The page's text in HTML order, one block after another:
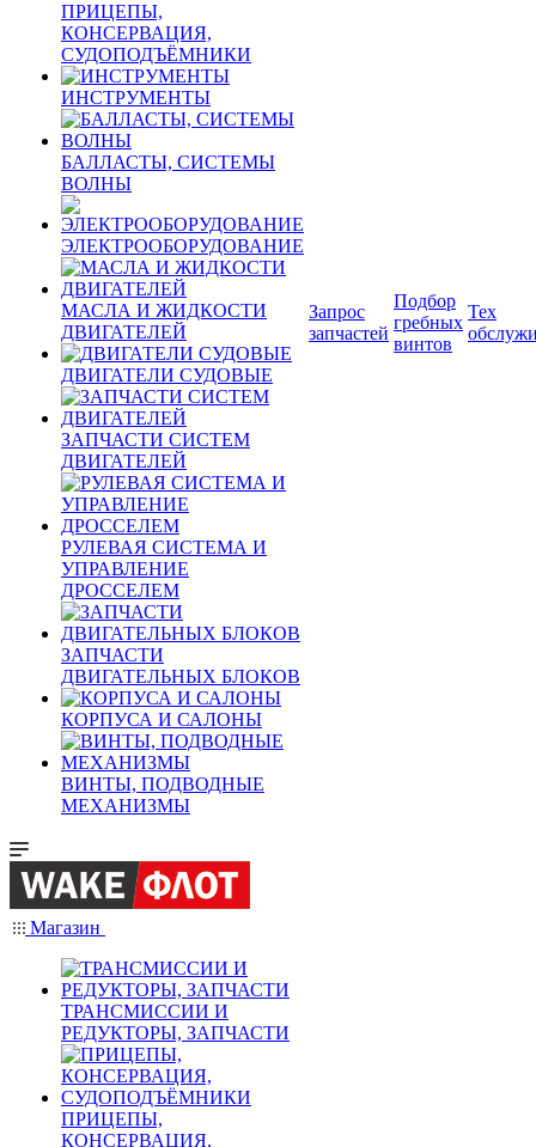
ПРИЦЕПЫ,
КОНСЕРВАЦИЯ,
СУДОПОДЪЁМНИКИ
ИНСТРУМЕНТЫ
БАЛЛАСТЫ, СИСТЕМЫ
ВОЛНЫ
ЭЛЕКТРООБОРУДОВАНИЕ
МАСЛА И ЖИДКОСТИ
ДВИГАТЕЛЕЙ
ДВИГАТЕЛИ СУДОВЫЕ
ЗАПЧАСТИ СИСТЕМ
ДВИГАТЕЛЕЙ
РУЛЕВАЯ СИСТЕМА И
УПРАВЛЕНИЕ
ДРОССЕЛЕМ
ЗАПЧАСТИ
ДВИГАТЕЛЬНЫХ БЛОКОВ
КОРПУСА И САЛОНЫ
ВИНТЫ, ПОДВОДНЫЕ
МЕХАНИЗМЫ
Запрос
запчастей
Подбор
гребных
винтов
Тех
Магазин
ТРАНСМИССИИ И
РЕДУКТОРЫ, ЗАПЧАСТИ
ПРИЦЕПЫ,
КОНСЕРВАЦИЯ,